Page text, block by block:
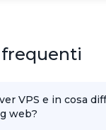
VPS e in cosa
web?